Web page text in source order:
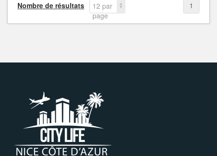
Nombre de résultats
12 par
page
1